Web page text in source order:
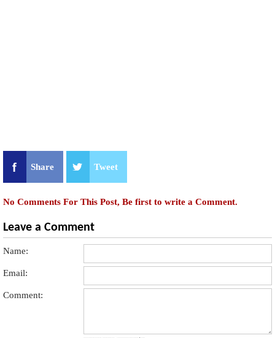
Share Tweet
No Comments For This Post, Be first to write a Comment.
Leave a Comment
Name:
Email:
Comment: